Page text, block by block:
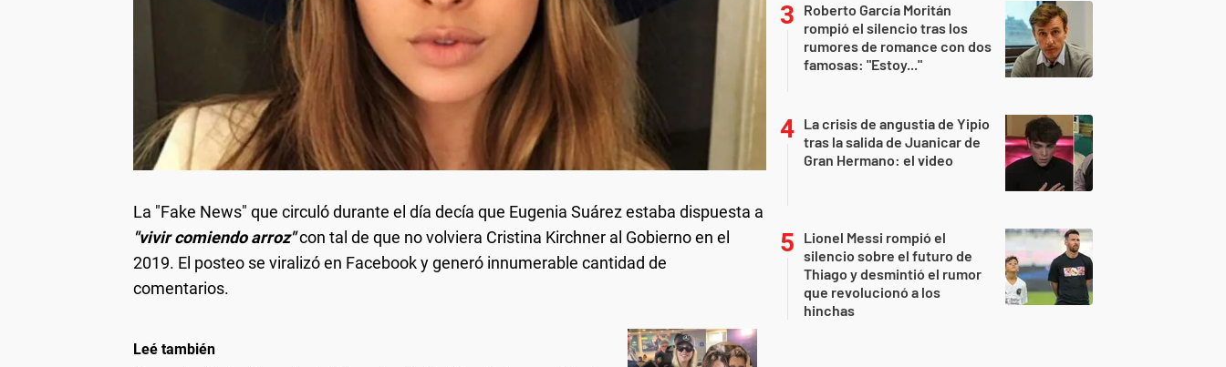
La "Fake News" que circuló durante el día decía que Eugenia Suárez estaba dispuesta a
"vivir comiendo arroz"con tal de que no volviera Cristina Kirchner al Gobierno en el
2019. El posteo se viralizó en Facebook y generó innumerable cantidad de
comentarios.
Leé también
Roberto García Moritán
rompió el silencio tras los
rumores de romance con dos
famosas: "Estoy..."
La crisis de angustia de Yipio
tras la salida de Juanicar de
Gran Hermano: el video
Lionel Messi rompió el
silencio sobre el futuro de
Thiago y desmintió el rumor
que revolucionó a los
hinchas